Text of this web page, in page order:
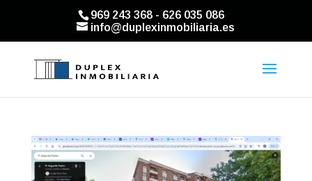
969 243 368 - 626 035 086
info@duplexinmobiliaria.es